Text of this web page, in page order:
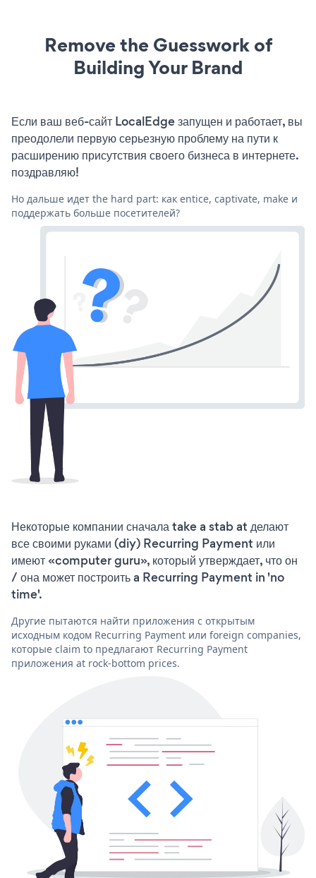
Remove the Guesswork of
Building Your Brand
Если ваш веб-сайт LocalEdge запущен и работает, вы
преодолели первую серьезную проблему на пути к
расширению присутствия своего бизнеса в интернете.
поздравляю!
Но дальше идет the hard part: как entice, captivate, make и
поддержать больше посетителей?
Некоторые компании сначала take a stab at делают
все своими руками (diy) Recurring Payment или
имеют «computer guru», который утверждает, что он
/ она может построить a Recurring Payment in 'no
time'.
Другие пытаются найти приложения с открытым
исходным кодом Recurring Payment или foreign companies,
которые claim to предлагают Recurring Payment
приложения at rock-bottom prices.